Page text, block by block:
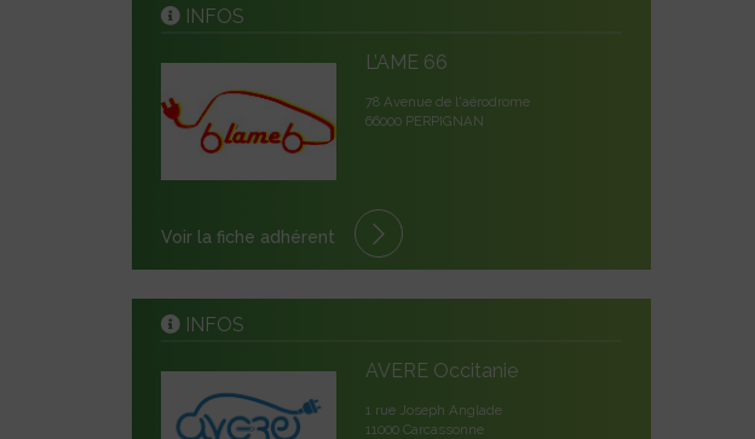
INFOS
L’AME 66
78 Avenue de l'aérodrome
66000 PERPIGNAN
Voir la fiche adhérent
INFOS
AVERE Occitanie
1 rue Joseph Anglade
11000 Carcassonne